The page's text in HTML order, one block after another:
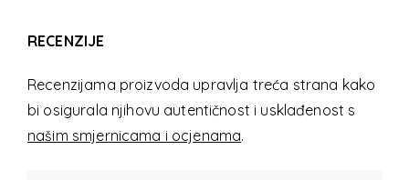
RECENZIJE
Recenzijama proizvoda upravlja treća strana kako
bi osigurala njihovu autentičnost i usklađenost s
našim smjernicama i ocjenama.